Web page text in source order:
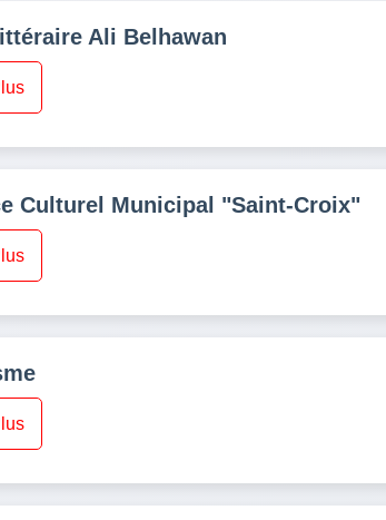
Ali Belhawan
Culturel Municipal "Saint-Croix"